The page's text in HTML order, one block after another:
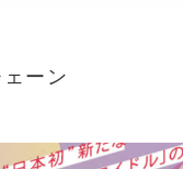
ーン